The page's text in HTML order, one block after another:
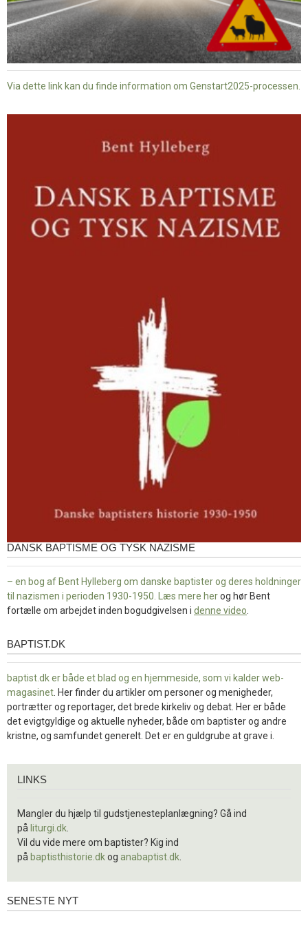
Via dette link kan du finde information om Genstart2025-processen.
DANSK BAPTISME OG TYSK NAZISME
– en bog af Bent Hylleberg om danske baptister og deres holdninger
til nazismen i perioden 1930-1950. Læs mere herog hør Bent
fortælle om arbejdet inden bogudgivelsen i denne video
baptist.dk
BAPTIST.DK
baptist.dk er både et blad og en hjemmeside, som vi kalder web-
magasinet . Her finder du artikler om personer og menigheder,
portrætter og reportager, det brede kirkeliv og debat. Her er både
det evigtgyldige og aktuelle nyheder, både om baptister og andre
kristne, og samfundet generelt. Det er en guldgrube at grave i.
LINKS
Mangler du hjælp til gudstjenesteplanlægning? Gå ind
på liturgi.dk
Vil du vide mere om baptister? Kig ind
på baptisthistorie.dkog anabaptist.dk
Seneste
SENESTE NYT